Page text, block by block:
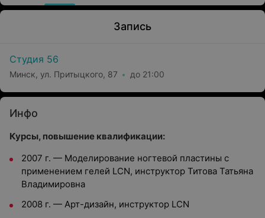
Запись
Студия 56
Минск, ул. Притыцкого, 87 до 21:00
Инфо
Курсы, повышение квалификации:
2007 г. — Моделирование ногтевой пластины с
применением гелей LCN, инструктор Титова Татьяна
Владимировна
2008 г. — Арт-дизайн, инструктор LCN